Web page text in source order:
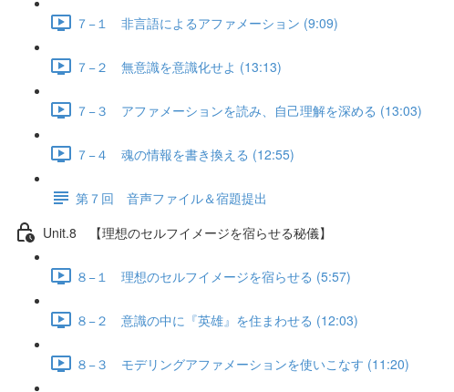
７−１ 非言語によるアファメーション (9:09)
７−２ 無意識を意識化せよ (13:13)
７−３ アファメーションを読み、自己理解を深める (13:03)
７−４ 魂の情報を書き換える (12:55)
第７回 音声ファイル＆宿題提出
Unit.8 【理想のセルフイメージを宿らせる秘儀】
８−１ 理想のセルフイメージを宿らせる (5:57)
８−２ 意識の中に『英雄』を住まわせる (12:03)
８−３ モデリングアファメーションを使いこなす (11:20)